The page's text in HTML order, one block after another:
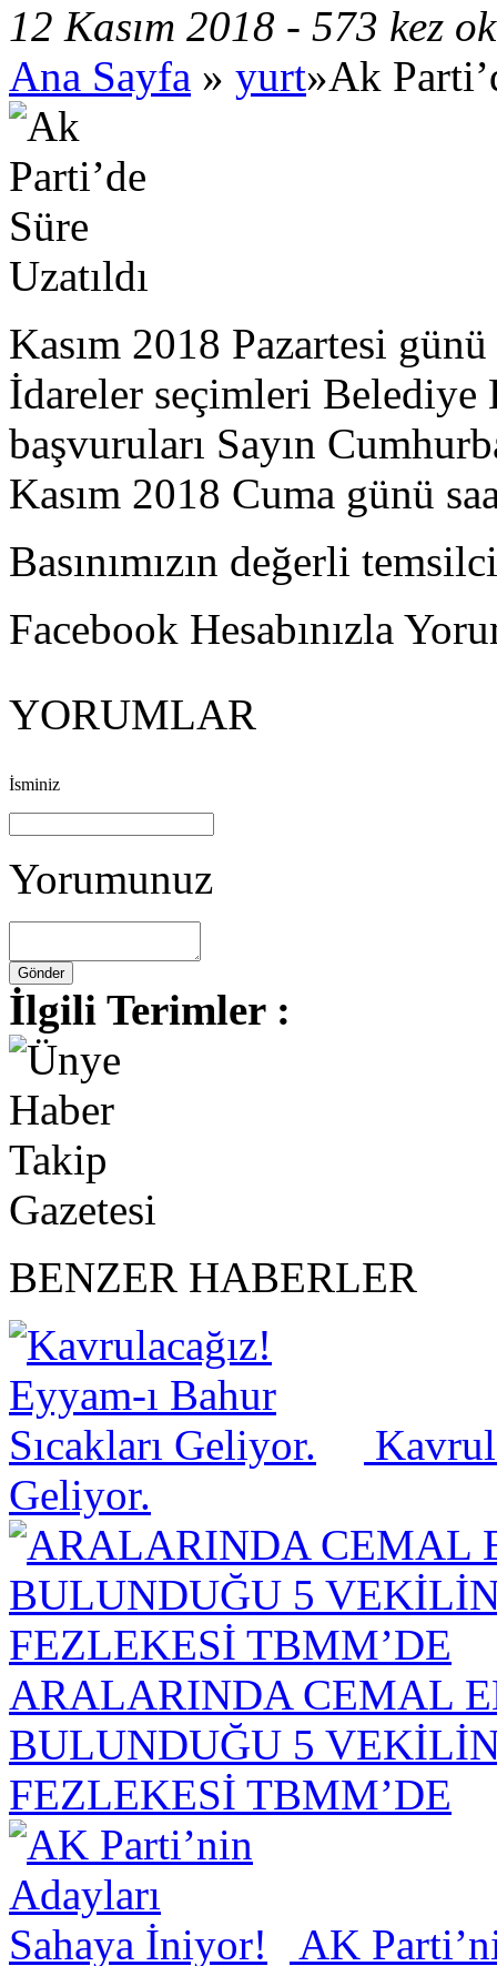
12 Kasım 2018 - 573 kez
Ana Sayfa » yurt»Ak
Kasım 2018 Pazartesi
İdareler seçimleri Belediye
başvuruları Sayın
Kasım 2018 Cuma günü
Basınımızın değerli
Facebook Hesabınızla
YORUMLAR
İsminiz
Yorumunuz
İlgili Terimler :
BENZER HABERLER
Geliyor.
ARALARINDA CEMAL
BULUNDUĞU 5
FEZLEKESİ TBMM’DE
AK